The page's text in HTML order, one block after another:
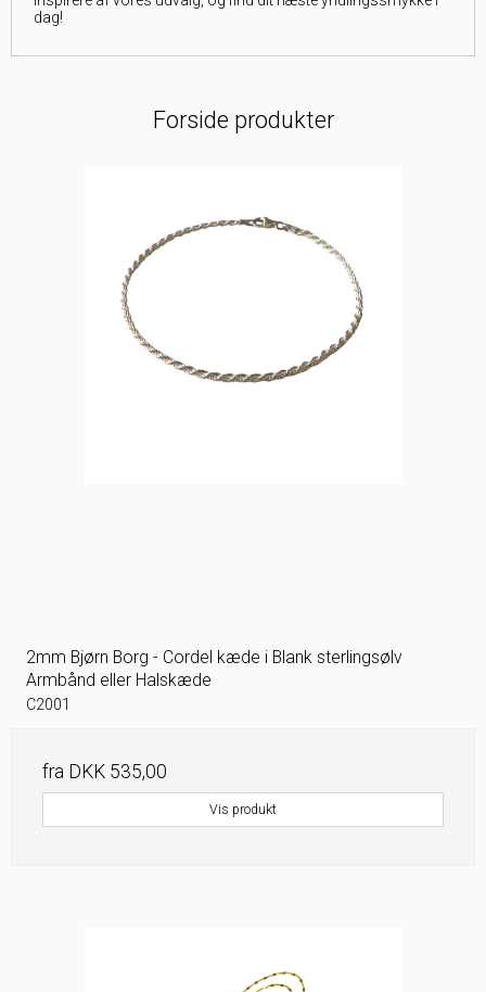
dag!
Forside produkter
2mm Bjørn Borg - Cordel kæde i Blank sterlingsølv
Armbånd eller Halskæde
C2001
fra DKK 535,00
Vis produkt